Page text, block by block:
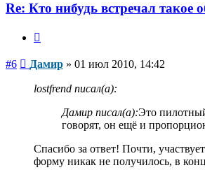
Re: Кто нибудь встречал такое
#6 Сообщение
Дамир » 01 июл 2010, 14:42
lostfrend писал(а):
Дамир писал(а):Это
говорят, он ещё и
Спасибо за ответ! Почти,
форму никак не получилось, в